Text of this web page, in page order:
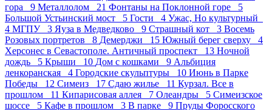
гора 9 Металлолом 21 Фонтаны на Поклонной горе 5
Большой Устьинский мост 5 Гости 4 Ужас, Но культурный
4 МГПУ 3 Яуза в Медведково 9 Страшный кот 3 Восемь
Розовых портретов 8 Демерджи 15 Южный берег сверху 4
Херсонес в Севастополе. Античный проспект 13 Ночной
дождь 5 Крыши 10 Дом с кошками 9 Альбиция
ленкоранская 4 Городские скульптуры 10 Июнь в Парке
Победы 12 Симеиз 17 Сдаю жилье 11 Курзал. Все в
прошлом 11 Кипарисовая аллея 7 Олеандры 5 Симеизское
шоссе 5 Кафе в прошлом 3 В парке 9 Пруды Форосского